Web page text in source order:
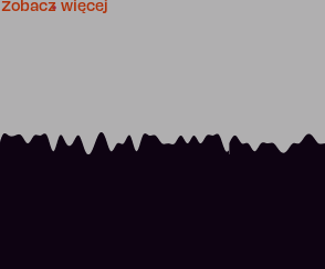
Zobacz więcej